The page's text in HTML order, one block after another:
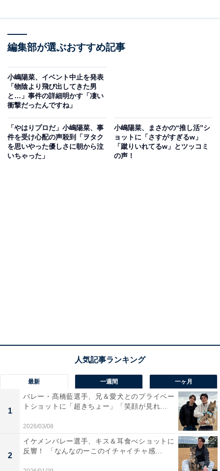
編集部が選ぶおすすめ記事
小嶋陽菜、イベント中止を発表
「物陰より飛び出してきた男
と…」事件の詳細明かす「凄い
衝撃だったんですね」
「やはりプロだ」小嶋陽菜、事
件を受け心配の声殺到「ヲタク
を思いやった優しさに朝から泣
いちゃった」
小嶋陽菜、まさかの“推し活”シ
ョットに「さすがすぎるw」
「蹴りいれてるw」とツッコミ
の声！
最新 一週間 一ヶ月
1
バレー・髙橋藍選手、兄＆愛犬とのプライベー
トショットに「超きちょー」「笑顔が見れ...
2026/03/08
2
イケメンバレー選手、キス＆耳食べショットに
反響！ 「なんなのーこのイチャイチャ感...